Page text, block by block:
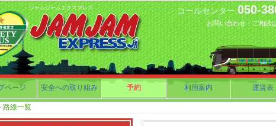
ジャムジャムエクスプレス コールセンター.050-
お問い合わせ・ご相談
ページ 安全への取り組み 予約 利用案内 運賃表
路線一覧